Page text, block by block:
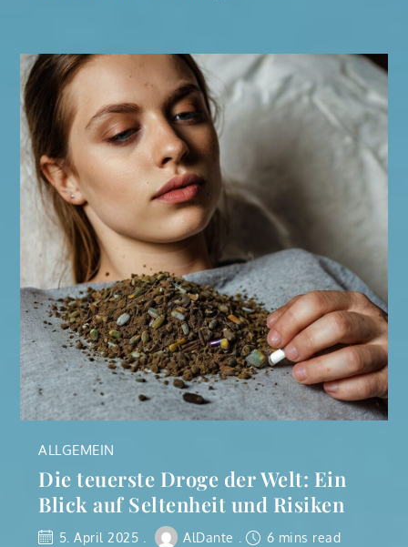
ALLGEMEIN
Die teuerste Droge der Welt: Ein
Blick auf Seltenheit und Risiken
5. April 2025 AlDante 6 mins read